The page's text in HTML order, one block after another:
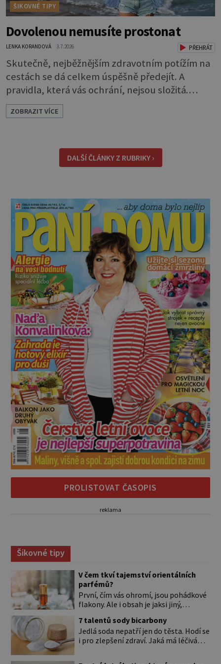
ŠIKOVNÉ TIPY
Dovolenou nemusíte prostonat
LENKA KORANDOVÁ 3.7.2026 PŘEHRÁT
Skutečně, nejběžnějším zdravotním potížím na
cestách se dá celkem úspěšně předejít. A
pravidla, která vás ochrání, nejsou složitá.
Riziko na talíři Drtivou většinu cestovatelských
průjmů vyvolávají fekální bakterie. Do kuchyně
přípravě a výdeji jídla se snadno rozšíří ze
zeleninového salátu i na další potraviny. Dobro
ZOBRAZIT VÍCE
DALŠÍ ČLÁNKY Z RUBRIKY ›
PROLISTOVAT ČASOPIS
reklama
Šikovné tipy
V čem tkví tajemství orientálních
parfémů?
První, čím vás ohromí, jsou pohádkové
flakony. Ale i obsah je jaksi jiný,
parfumérií. Čím to? V arabské kultuře
mají vůně mnohem delší tradici než
v naší. Jejich původní účel byl nejspíš
voní? Při testování orientálních vůní
7 talentů sody bicarbony
Jedlá soda nepatří jen do těsta. Hodí se
i pro zlepšení zdraví. Jaká má léčivá